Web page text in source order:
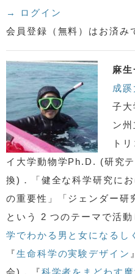
→ ログイン
会員登録（無料）はお済み
麻
成蹊
子
ン
ト
イ大学動物学Ph.D. (研究
換)．「健全な科学研究に
の重要性」「ジェンダー研
という 2 つのテーマで活
学でわかる男と女になるし
『生命科学の実験デザイン
会)，『科学者をまどわす